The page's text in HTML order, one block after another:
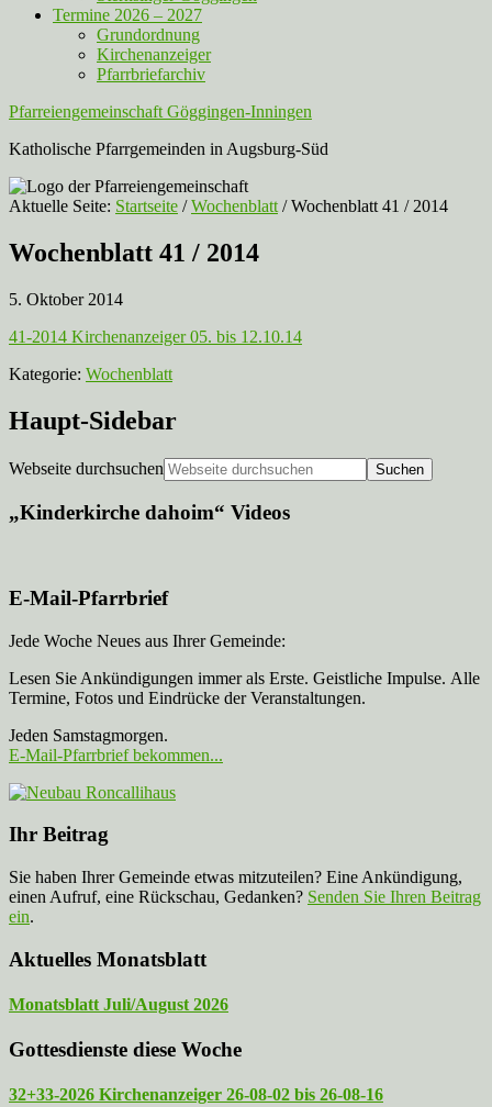
Termine 2026 – 2027
Grundordnung
Kirchenanzeiger
Pfarrbriefarchiv
Pfarreiengemeinschaft Göggingen-Inningen
Katholische Pfarrgemeinden in Augsburg-Süd
Aktuelle Seite: Startseite / Wochenblatt /Wochenblatt 41 / 2014
Wochenblatt 41 / 2014
5. Oktober 2014
41-2014 Kirchenanzeiger 05. bis 12.10.14
Kategorie: Wochenblatt
Haupt-Sidebar
Webseite durchsuchen
„Kinderkirche dahoim“ Videos
E-Mail-Pfarrbrief
Jede Woche Neues aus Ihrer Gemeinde:
Lesen Sie Ankündigungen immer als Erste. Geistliche Impulse. Alle
Termine, Fotos und Eindrücke der Veranstaltungen.
Jeden Samstagmorgen.
E-Mail-Pfarrbrief bekommen...
Ihr Beitrag
Sie haben Ihrer Gemeinde etwas mitzuteilen? Eine Ankündigung,
einen Aufruf, eine Rückschau, Gedanken? Senden Sie Ihren Beitrag
ein.
Aktuelles Monatsblatt
Monatsblatt Juli/August 2026
Gottesdienste diese Woche
32+33-2026 Kirchenanzeiger 26-08-02 bis 26-08-16